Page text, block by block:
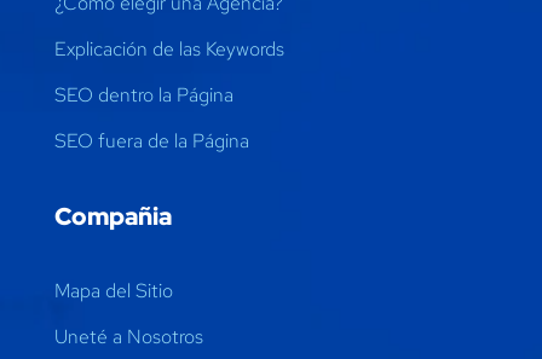
Explicación de las Keywords
SEO dentro la Página
SEO fuera de la Página
Compañia
Mapa del Sitio
Uneté a Nosotros